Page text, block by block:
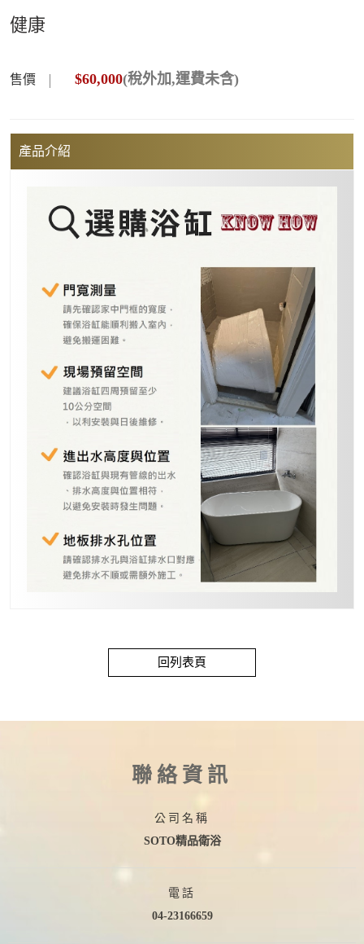
健康
售價 $60,000(稅外加,運費未含)
產品介紹
回列表頁
聯絡資訊
公司名稱
SOTO精品衛浴
電話
04-23166659